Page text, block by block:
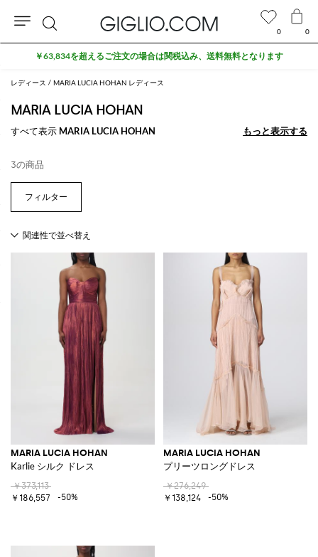
レディース MARIA LUCIA HOHAN レディース
MARIA LUCIA HOHAN
すべて表示 MARIA LUCIA HOHAN もっと表示する
もっと表示する
3の商品
MARIA LUCIA HOHAN
Karlie シルク ドレス
￥373,113
￥186,557
-50%
MARIA LUCIA HOHAN
プリーツロングドレス
￥276,249
￥138,124
-50%
0 0
検
索
￥63,834を超えるご注文の場合は関税込み、送料無料となります